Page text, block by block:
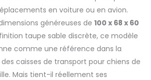
en voiture ou en avion.
généreuses de 100 x 68 x 60
taupe sable discrète, ce modèle
comme une référence dans la
caisses de transport pour chiens de
Mais tient-il réellement ses